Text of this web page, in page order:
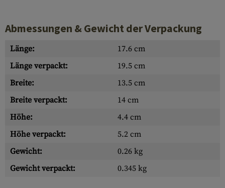
Abmessungen & Gewicht der Verpackung
Länge:
17.6 cm
Länge verpackt:
19.5 cm
Breite:
13.5 cm
Breite verpackt:
14 cm
Höhe:
4.4 cm
Höhe verpackt:
5.2 cm
Gewicht:
0.26 kg
Gewicht verpackt:
0.345 kg